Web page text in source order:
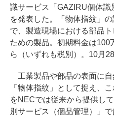
識サービス「GAZIRU個体識
を発表した。「物体指紋」
で、製造現場における部品
ための製品。初期料金は100
ら（いずれも税別）。10月
工業製品や部品の表面に自
「物体指紋」として捉え、
をNECでは従来から提供し
別サービス（個品管理）」